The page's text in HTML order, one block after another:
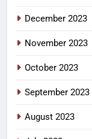
December 2023
November 2023
October 2023
September 2023
August 2023